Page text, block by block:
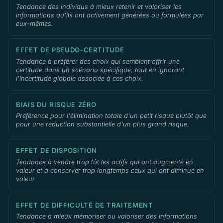
Tendance des individus à mieux retenir et valoriser les
informations qu'ils ont activement générées ou formulées par
eux-mêmes.
EFFET DE PSEUDO-CERTITUDE
Tendance à préférer des choix qui semblent offrir une
certitude dans un scénario spécifique, tout en ignorant
l'incertitude globale associée à ces choix.
BIAIS DU RISQUE ZÉRO
Préférence pour l'élimination totale d'un petit risque plutôt que
pour une réduction substantielle d'un plus grand risque.
EFFET DE DISPOSITION
Tendance à vendre trop tôt les actifs qui ont augmenté en
valeur et à conserver trop longtemps ceux qui ont diminué en
valeur.
EFFET DE DIFFICULTÉ DE TRAITEMENT
Tendance à mieux mémoriser ou valoriser des informations